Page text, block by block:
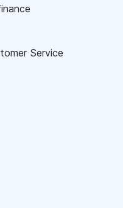
Service